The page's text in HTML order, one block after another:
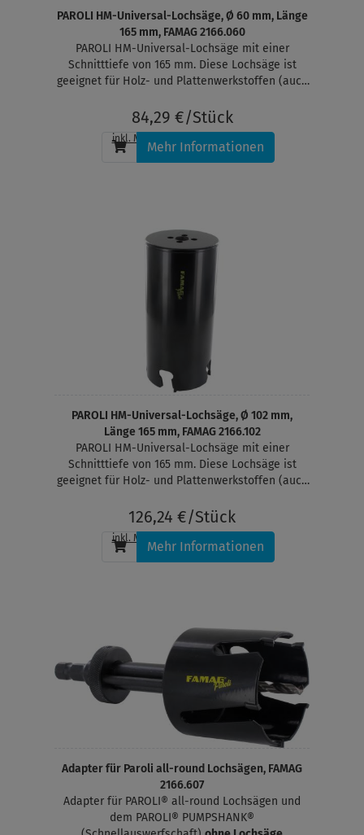
PAROLI HM-Universal-Lochsäge, Ø 60 mm, Länge
165 mm, FAMAG 2166.060
PAROLI HM-Universal-Lochsäge mit einer
Schnitttiefe von 165 mm. Diese Lochsäge ist
geeignet für Holz- und Plattenwerkstoffen (auch
Kunststoffe. Ideal geeignet zum Bohren von
Durchgangslöchern in Massivholz für Lüftungs-,
Abfluss- und Rauchabzugsrohre. Für den
Führungszapfen muss ein Loch im Durchmeser
84,29 €/Stück
inkl. MwSt. , zzgl. Versandkosten
Mehr Informationen
PAROLI HM-Universal-Lochsäge, Ø 102 mm,
Länge 165 mm, FAMAG 2166.102
PAROLI HM-Universal-Lochsäge mit einer
Schnitttiefe von 165 mm. Diese Lochsäge ist
geeignet für Holz- und Plattenwerkstoffen (auch
Kunststoffe. Ideal geeignet zum Bohren von
Durchgangslöchern in Massivholz für Lüftungs-,
Abfluss- und Rauchabzugsrohre. Für den
Führungszapfen muss ein Loch im Durchmesser
126,24 €/Stück
inkl. MwSt. , zzgl. Versandkosten
Mehr Informationen
Adapter für Paroli all-round Lochsägen, FAMAG
2166.607
Adapter für PAROLI® all-round Lochsägen und
dem PAROLI® PUMPSHANK®